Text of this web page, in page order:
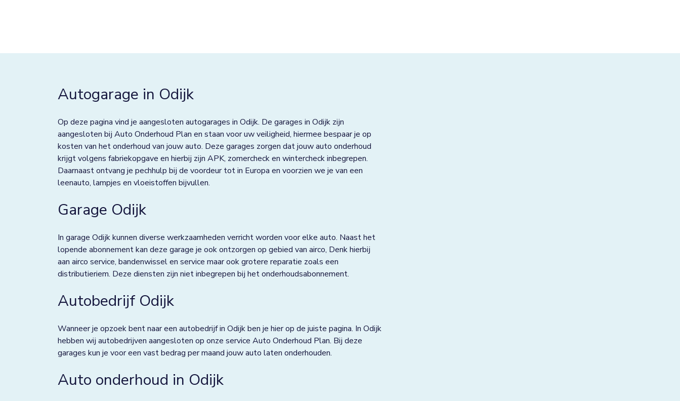
Bunnik
Bussum
Colmschate
Culemborg
De Lier
De Rijp
Dieverbrug
Doezum
Drachten
Eindhoven
Elst
Autogarage in Odijk
Op deze pagina vind je aangesloten autogarages in Odijk. De garages in Odijk zijn
aangesloten bij Auto Onderhoud Plan en staan voor uw veiligheid, hiermee bespaar je op
kosten van het onderhoud van jouw auto. Deze garages zorgen dat jouw auto onderhoud
krijgt volgens fabriekopgave en hierbij zijn APK, zomercheck en wintercheck inbegrepen.
Daarnaast ontvang je pechhulp bij de voordeur tot in Europa en voorzien we je van een
leenauto, lampjes en vloeistoffen bijvullen.
Garage Odijk
In garage Odijk kunnen diverse werkzaamheden verricht worden voor elke auto. Naast het
lopende abonnement kan deze garage je ook ontzorgen op gebied van airco, Denk hierbij
aan airco service, bandenwissel en service maar ook grotere reparatie zoals een
distributieriem. Deze diensten zijn niet inbegrepen bij het onderhoudsabonnement.
Autobedrijf Odijk
Wanneer je opzoek bent naar een autobedrijf in Odijk ben je hier op de juiste pagina. In Odijk
hebben wij autobedrijven aangesloten op onze service Auto Onderhoud Plan. Bij deze
garages kun je voor een vast bedrag per maand jouw auto laten onderhouden.
Auto onderhoud in Odijk